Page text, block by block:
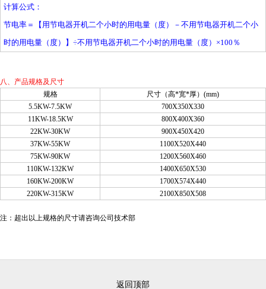
计算公式：
节电率＝【用节电器开机二个小时的用电量（度）－不用节电器开机二个小
时的用电量（度）】÷不用节电器开机二个小时的用电量（度）×100％
八、产品规格及尺寸
规格
尺寸（高*宽*厚）(mm)
5.5KW-7.5KW
700X350X330
11KW-18.5KW
800X400X360
22KW-30KW
900X450X420
37KW-55KW
1100X520X440
75KW-90KW
1200X560X460
110KW-132KW
1400X650X530
160KW-200KW
1700X574X440
220KW-315KW
2100X850X508
注：超出以上规格的尺寸请咨询公司技术部
返回顶部